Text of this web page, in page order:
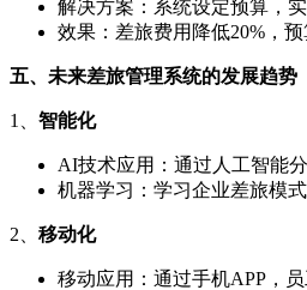
解决方案：系统设定预算，
效果：差旅费用降低20%，预
五、未来差旅管理系统的发展趋势
1、 智能化
AI技术应用：通过人工智能
机器学习：学习企业差旅模
2、 移动化
移动应用：通过手机APP，